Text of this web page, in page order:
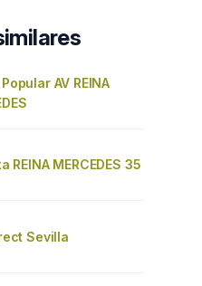
AV REINA
REINA MERCEDES 35
Sevilla